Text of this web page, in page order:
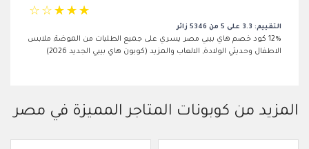
☆ ☆ ☆ ☆ ☆
التقييم: 3.3 على 5 من 5346 زائر
12% كود خصم هاي بيبي مصر يسري على جميع الطلبات من الموضة, ملابس
الاطفال وحديثي الولادة, الالعاب والمزيد (كوبون هاي بيبي الجديد 2026)
المزيد من كوبونات المتاجر المميزة في مصر